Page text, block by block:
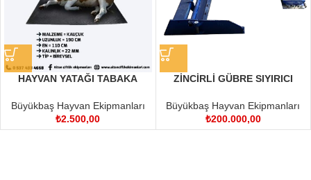
HAYVAN YATAĞI TABAKA
Büyükbaş Hayvan Ekipmanları
₺2.500,00
ZİNCİRLİ GÜBRE SIYIRICI
Büyükbaş Hayvan Ekipmanları
₺200.000,00